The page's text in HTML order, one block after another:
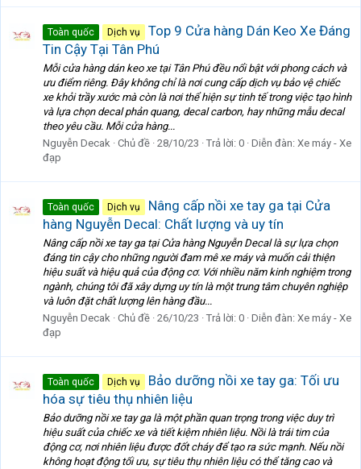
Toàn quốc Dịch vụ
Top 9 Cửa hàng Dán Keo Xe Đáng
Tin Cậy Tại Tân Phú
Mỗi cửa hàng dán keo xe tại Tân Phú đều nổi bật với phong cách và
ưu điểm riêng. Đây không chỉ là nơi cung cấp dịch vụ bảo vệ chiếc
xe khỏi trầy xước mà còn là nơi thể hiện sự tinh tế trong việc tạo hình
và lựa chọn decal phản quang, decal carbon, hay những mẫu decal
theo yêu cầu. Mỗi cửa hàng...
Nguyễn Decak Chủ đề 28/10/23 Trả lời: 0 Diễn đàn: Xe máy - Xe
đạp
Toàn quốc Dịch vụ
Nâng cấp nồi xe tay ga tại Cửa
hàng Nguyễn Decal: Chất lượng và uy tín
Nâng cấp nồi xe tay ga tại Cửa hàng Nguyễn Decal là sự lựa chọn
đáng tin cậy cho những người đam mê xe máy và muốn cải thiện
hiệu suất và hiệu quả của động cơ. Với nhiều năm kinh nghiệm trong
ngành, chúng tôi đã xây dựng uy tín là một trung tâm chuyên nghiệp
và luôn đặt chất lượng lên hàng đầu...
Nguyễn Decak Chủ đề 26/10/23 Trả lời: 0 Diễn đàn: Xe máy - Xe
đạp
Toàn quốc Dịch vụ
Bảo dưỡng nồi xe tay ga: Tối ưu
hóa sự tiêu thụ nhiên liệu
Bảo dưỡng nồi xe tay ga là một phần quan trọng trong việc duy trì
hiệu suất của chiếc xe và tiết kiệm nhiên liệu. Nồi là trái tim của
động cơ, nơi nhiên liệu được đốt cháy để tạo ra sức mạnh. Nếu nồi
không hoạt động tối ưu, sự tiêu thụ nhiên liệu có thể tăng cao và